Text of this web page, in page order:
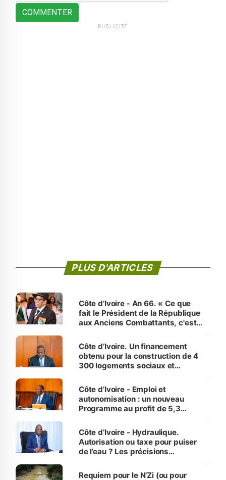
COMMENTER
PUBLICITÉ
PLUS D'ARTICLES
Côte d’Ivoire - An 66. « Ce que
fait le Président de la République
aux Anciens Combattants, c'est
Côte d’Ivoire. Un financement
obtenu pour la construction de 4
300 logements sociaux et
et Yamoussoukro
Côte d’Ivoire - Emploi et
autonomisation : un nouveau
Programme au profit de 5,3
Côte d’Ivoire - Hydraulique.
Autorisation ou taxe pour puiser
de l’eau ? Les précisions
Requiem pour le N’Zi (ou pour